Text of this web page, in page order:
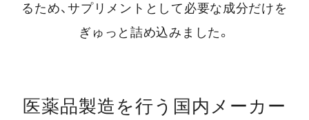
るため、サプリメントとして必要な成分だけを
ぎゅっと詰め込みました。
医薬品製造を行う国内メーカー